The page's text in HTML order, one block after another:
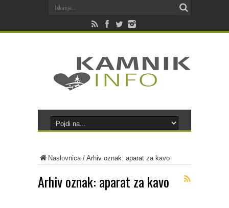
Naslovnica/ Arhiv oznak: aparat za kavo
Arhiv oznak: aparat za kavo